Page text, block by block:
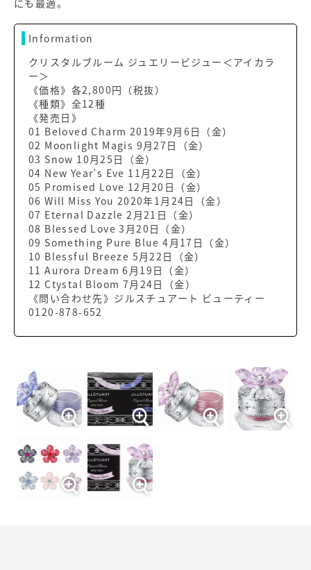
にも最適。
Information
クリスタルブルーム ジュエリービジュー＜アイカラ
ー＞
《価格》各2,800円（税抜）
《種類》全12種
《発売日》
01 Beloved Charm 2019年9月6日（金）
02 Moonlight Magis 9月27日（金）
03 Snow 10月25日（金）
04 New Year’s Eve 11月22日（金）
05 Promised Love 12月20日（金）
06 Will Miss You 2020年1月24日（金）
07 Eternal Dazzle 2月21日（金）
08 Blessed Love 3月20日（金）
09 Something Pure Blue 4月17日（金）
10 Blessful Breeze 5月22日（金）
11 Aurora Dream 6月19日（金）
12 Ctystal Bloom 7月24日（金）
《問い合わせ先》ジルスチュアート ビューティー
0120-878-652